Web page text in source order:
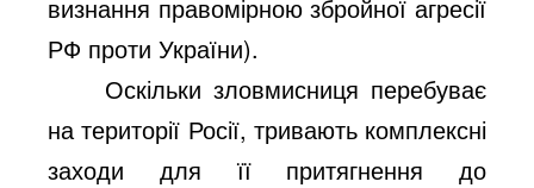
визнання правомірною збройної агресії
РФ проти України).
Оскільки зловмисниця перебуває
на території Росії, тривають комплексні
заходи для її притягнення до